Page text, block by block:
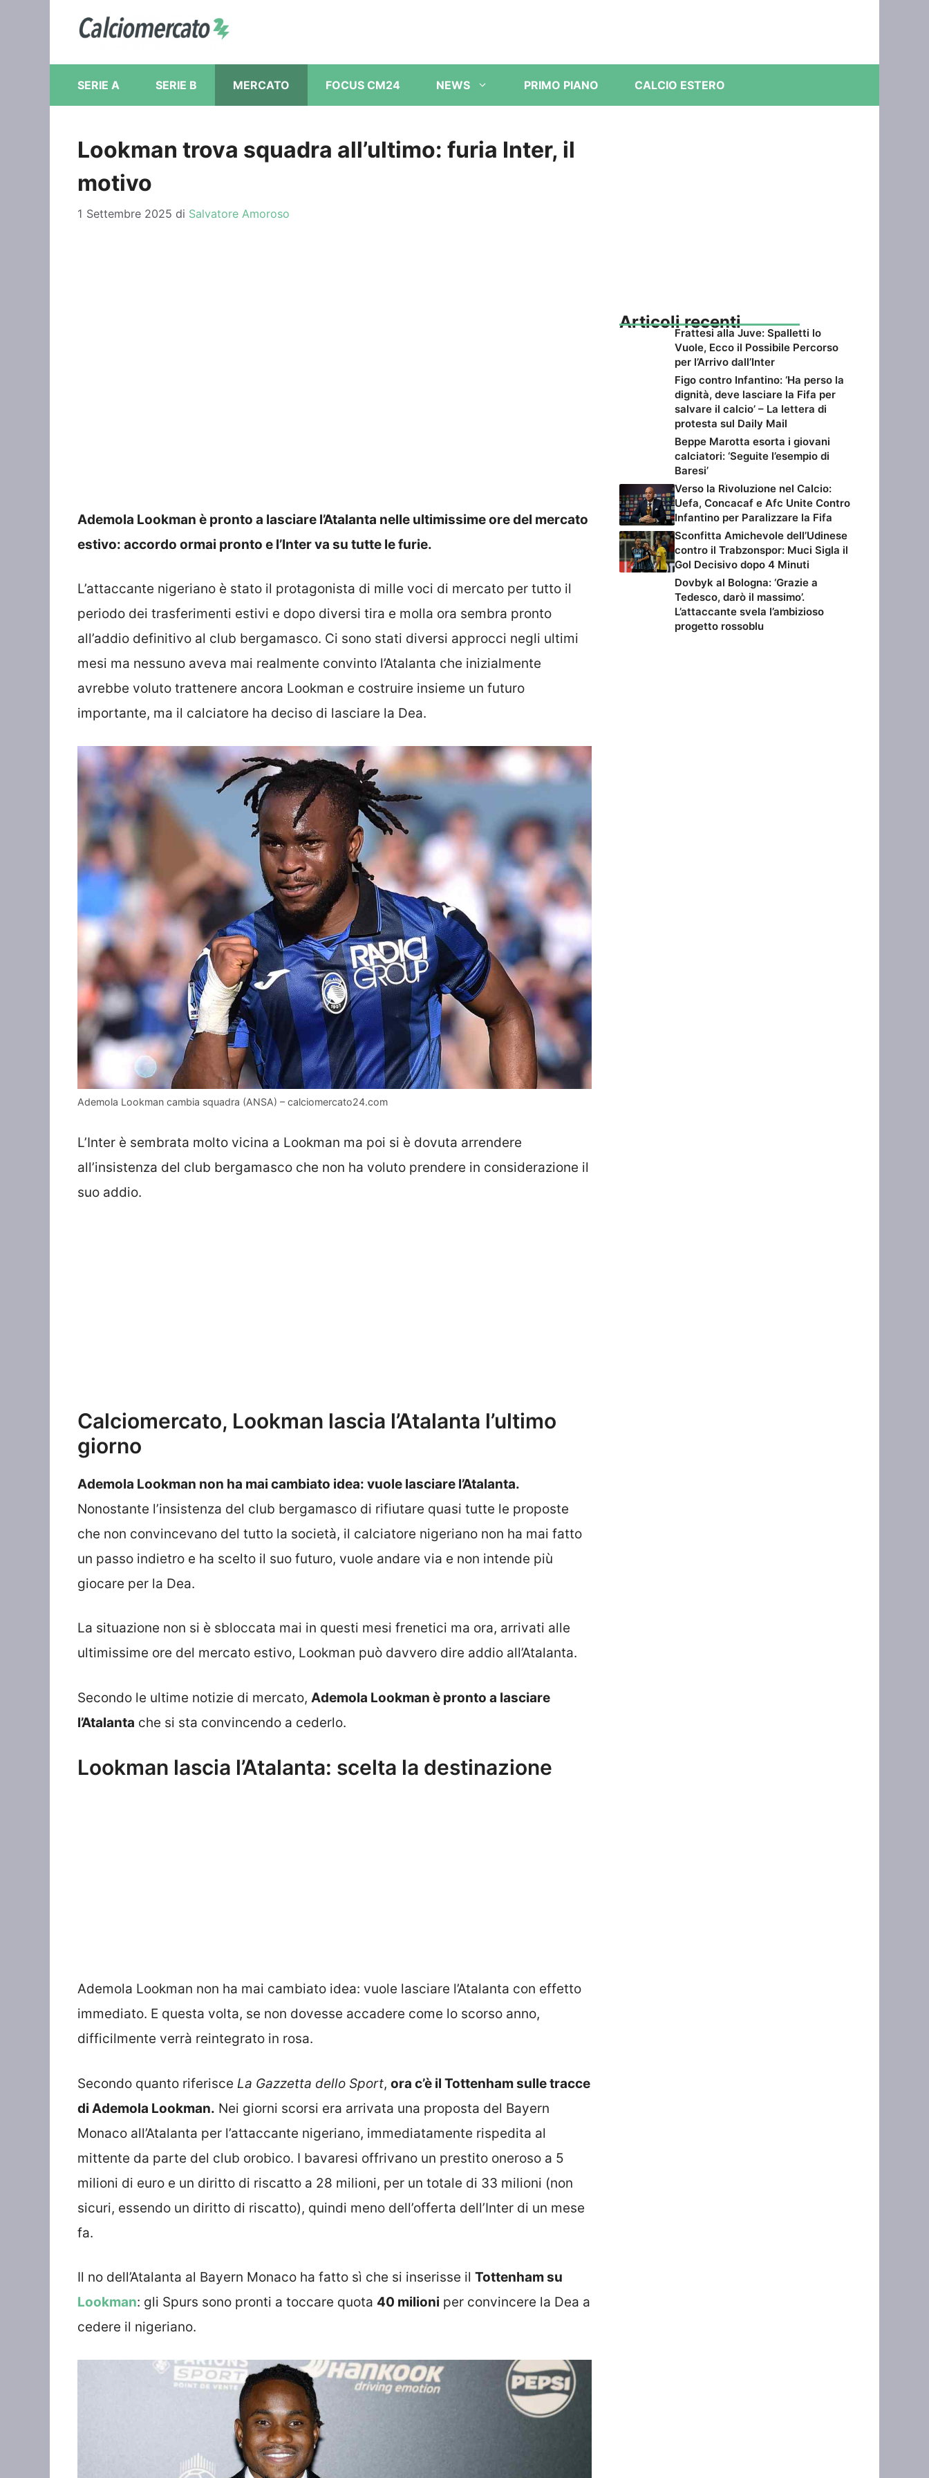
contenuto
SERIE A SERIE B MERCATO FOCUS CM24 NEWS PRIMO PIANO CALCIO ESTERO
Lookman trova squadra all’ultimo: furia Inter, il
motivo
1 Settembre 2025 di Salvatore Amoroso
Ademola Lookman è pronto a lasciare l’Atalanta nelle ultimissime ore del mercato
estivo: accordo ormai pronto e l’Inter va su tutte le furie.
L’attaccante nigeriano è stato il protagonista di mille voci di mercato per tutto il
periodo dei trasferimenti estivi e dopo diversi tira e molla ora sembra pronto
all’addio definitivo al club bergamasco. Ci sono stati diversi approcci negli ultimi
mesi ma nessuno aveva mai realmente convinto l’Atalanta che inizialmente
avrebbe voluto trattenere ancora Lookman e costruire insieme un futuro
importante, ma il calciatore ha deciso di lasciare la Dea.
Ademola Lookman cambia squadra (ANSA) – calciomercato24.com
L’Inter è sembrata molto vicina a Lookman ma poi si è dovuta arrendere
all’insistenza del club bergamasco che non ha voluto prendere in considerazione il
suo addio.
Calciomercato, Lookman lascia l’Atalanta l’ultimo
giorno
Ademola Lookman non ha mai cambiato idea: vuole lasciare l’Atalanta.
Nonostante l’insistenza del club bergamasco di rifiutare quasi tutte le proposte
che non convincevano del tutto la società, il calciatore nigeriano non ha mai fatto
un passo indietro e ha scelto il suo futuro, vuole andare via e non intende più
giocare per la Dea.
La situazione non si è sbloccata mai in questi mesi frenetici ma ora, arrivati alle
ultimissime ore del mercato estivo, Lookman può davvero dire addio all’Atalanta.
Secondo le ultime notizie di mercato, Ademola Lookman è pronto a lasciare
l’Atalanta che si sta convincendo a cederlo.
Lookman lascia l’Atalanta: scelta la destinazione
Ademola Lookman non ha mai cambiato idea: vuole lasciare l’Atalanta con effetto
immediato. E questa volta, se non dovesse accadere come lo scorso anno,
difficilmente verrà reintegrato in rosa.
Secondo quanto riferisce La Gazzetta dello Sport, ora c’è il Tottenham sulle tracce
di Ademola Lookman. Nei giorni scorsi era arrivata una proposta del Bayern
Monaco all’Atalanta per l’attaccante nigeriano, immediatamente rispedita al
mittente da parte del club orobico. I bavaresi offrivano un prestito oneroso a 5
milioni di euro e un diritto di riscatto a 28 milioni, per un totale di 33 milioni (non
sicuri, essendo un diritto di riscatto), quindi meno dell’offerta dell’Inter di un mese
fa.
Il no dell’Atalanta al Bayern Monaco ha fatto sì che si inserisse il Tottenham su
Lookman: gli Spurs sono pronti a toccare quota 40 milioni per convincere la Dea a
cedere il nigeriano.
Articoli recenti
Frattesi alla Juve: Spalletti lo
Vuole, Ecco il Possibile Percorso
per l’Arrivo dall’Inter
Figo contro Infantino: ‘Ha perso la
dignità, deve lasciare la Fifa per
salvare il calcio’ – La lettera di
protesta sul Daily Mail
Beppe Marotta esorta i giovani
calciatori: ‘Seguite l’esempio di
Baresi’
Verso la Rivoluzione nel Calcio:
Uefa, Concacaf e Afc Unite Contro
Infantino per Paralizzare la Fifa
Sconfitta Amichevole dell’Udinese
contro il Trabzonspor: Muci Sigla il
Gol Decisivo dopo 4 Minuti
Dovbyk al Bologna: ‘Grazie a
Tedesco, darò il massimo’.
L’attaccante svela l’ambizioso
progetto rossoblu